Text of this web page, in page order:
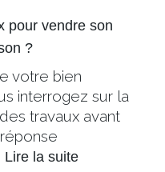
pour vendre son
?
votre bien
interrogez sur la
travaux avant
Lire la suite